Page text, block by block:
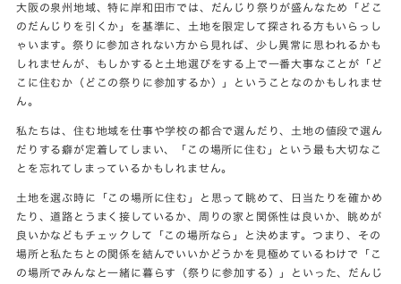
大阪の泉州地域、特に岸和田市では、だんじり祭りが盛んなため「どこ
のだんじりを引くか」を基準に、土地を限定して探される方もいらっし
ゃいます。祭りに参加されない方から見れば、少し異常に思われるかも
しれませんが、もしかすると土地選びをする上で一番大事なことが「ど
こに住むか（どこの祭りに参加するか）」ということなのかもしれませ
ん。
私たちは、住む地域を仕事や学校の都合で選んだり、土地の値段で選ん
だりする癖が定着してしまい、「この場所に住む」という最も大切なこ
とを忘れてしまっているかもしれません。
土地を選ぶ時に「この場所に住む」と思って眺めて、日当たりを確かめ
たり、道路とうまく接しているか、周りの家と関係性は良いか、眺めが
良いかなどもチェックして「この場所なら」と決めます。つまり、その
場所と私たちとの関係を結んでいいかどうかを見極めているわけで「こ
の場所でみんなと一緒に暮らす（祭りに参加する）」といった、だんじ